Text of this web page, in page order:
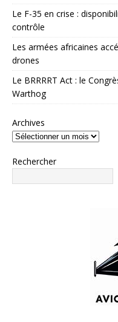
Le F-35 en crise :
contrôle
Les armées africaines
drones
Le BRRRRT Act : le
Warthog
Archives
Rechercher